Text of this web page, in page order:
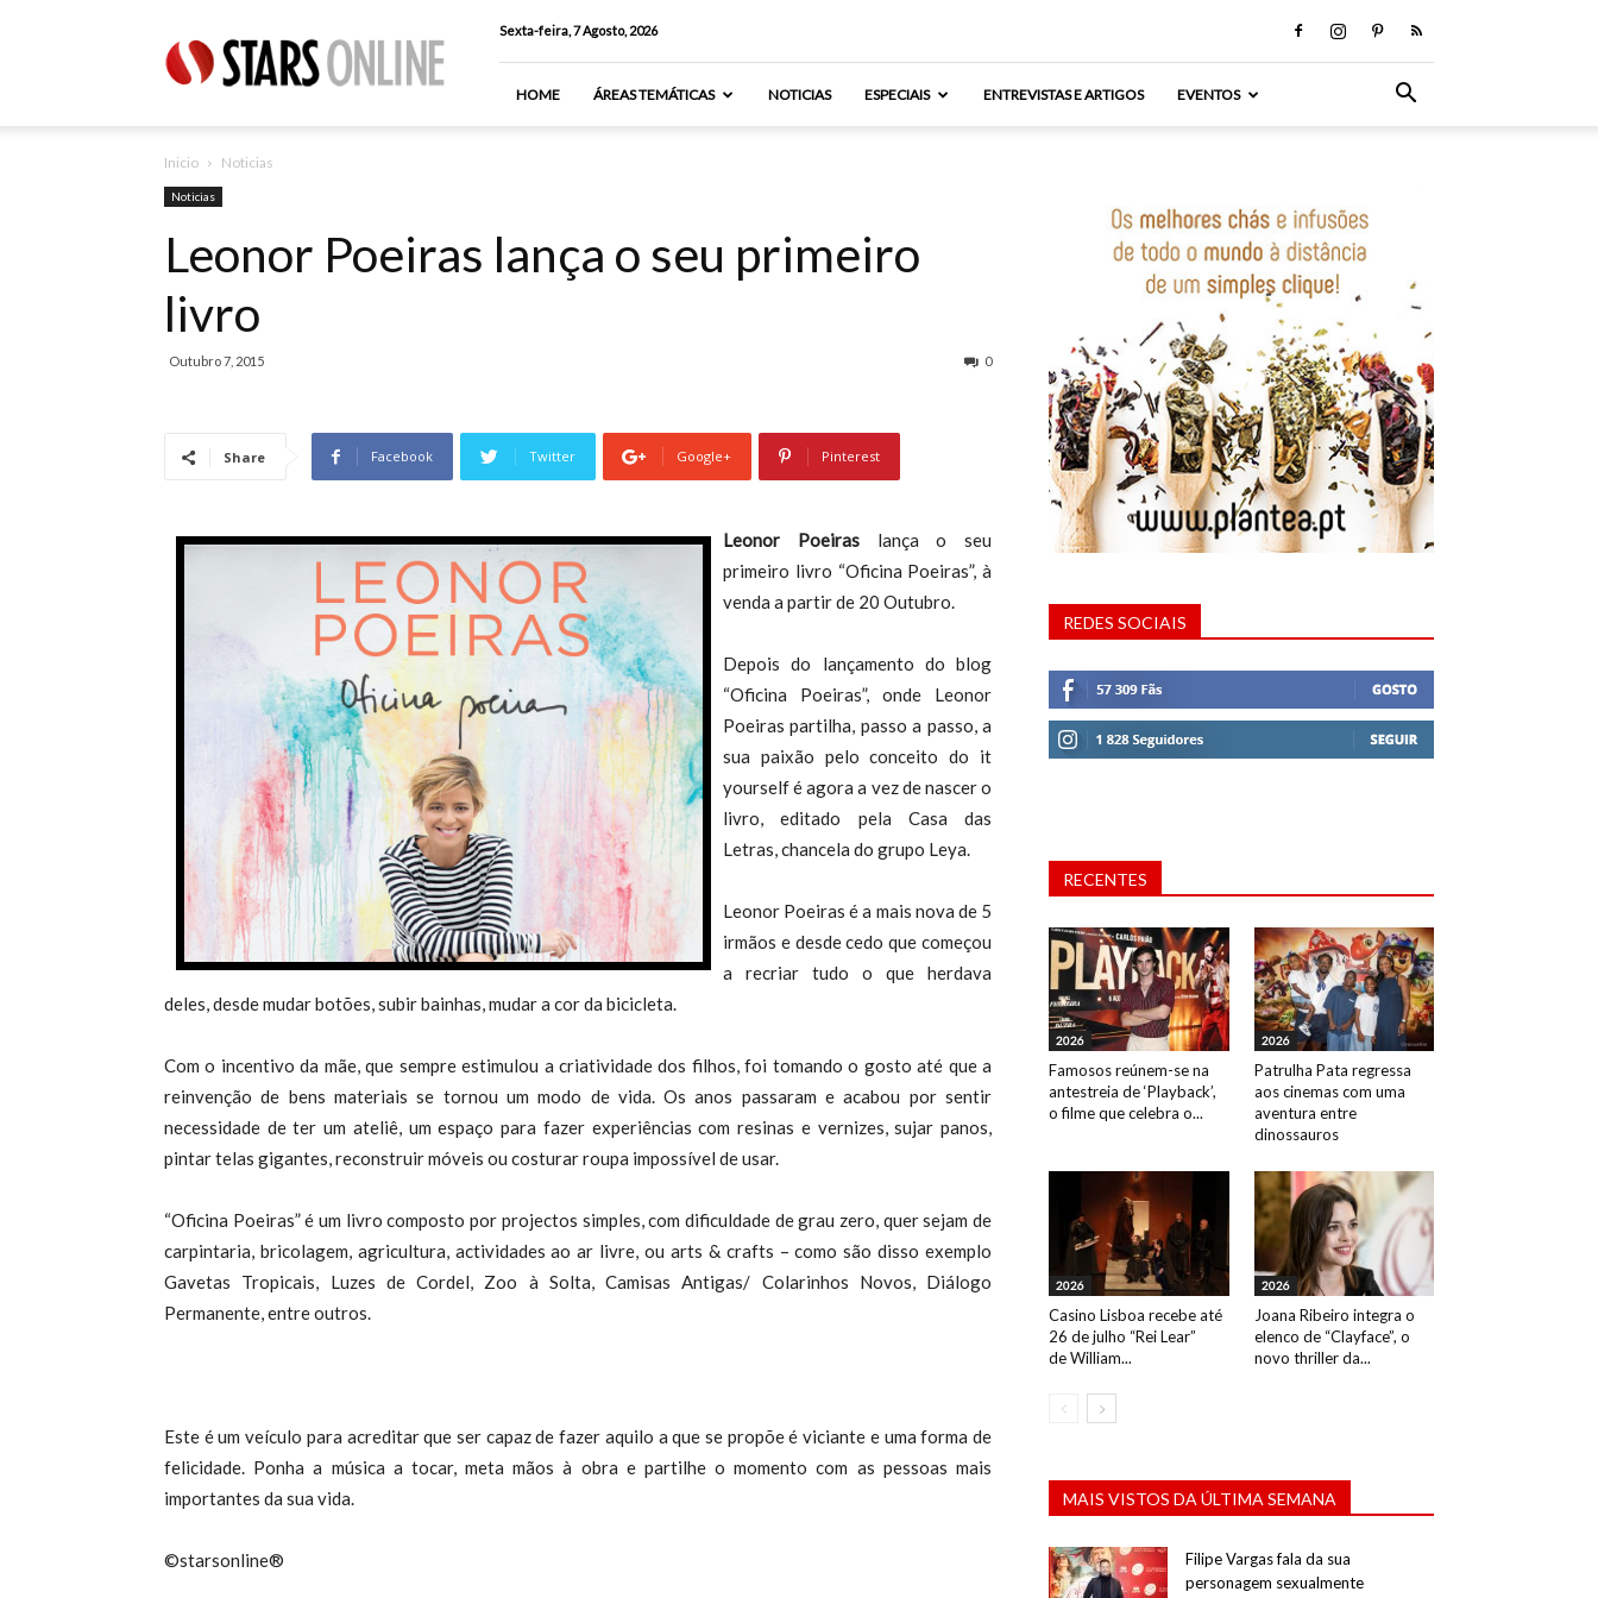
Online
Sexta-feira, 7 Agosto, 2026
HOME ÁREAS TEMÁTICAS NOTICIAS ESPECIAIS ENTREVISTAS E ARTIGOS EVENTOS
Inicio Noticias
Noticias
Leonor Poeiras lança o seu primeiro
livro
Outubro 7, 2015 0
Share Facebook Twitter Google+ Pinterest
Leonor Poeiras lança o seu
primeiro livro “Oficina Poeiras”, à
venda a partir de 20 Outubro.
Depois do lançamento do blog
“Oficina Poeiras”, onde Leonor
Poeiras partilha, passo a passo, a
sua paixão pelo conceito do it
yourself é agora a vez de nascer o
livro, editado pela Casa das
Letras, chancela do grupo Leya.
Leonor Poeiras é a mais nova de 5
irmãos e desde cedo que começou
a recriar tudo o que herdava
deles, desde mudar botões, subir bainhas, mudar a cor da bicicleta.
Com o incentivo da mãe, que sempre estimulou a criatividade dos filhos, foi tomando o gosto até que a
reinvenção de bens materiais se tornou um modo de vida. Os anos passaram e acabou por sentir
necessidade de ter um ateliê, um espaço para fazer experiências com resinas e vernizes, sujar panos,
pintar telas gigantes, reconstruir móveis ou costurar roupa impossível de usar.
“Oficina Poeiras” é um livro composto por projectos simples, com dificuldade de grau zero, quer sejam de
carpintaria, bricolagem, agricultura, actividades ao ar livre, ou arts & crafts – como são disso exemplo
Gavetas Tropicais, Luzes de Cordel, Zoo à Solta, Camisas Antigas/ Colarinhos Novos, Diálogo
Permanente, entre outros.
Este é um veículo para acreditar que ser capaz de fazer aquilo a que se propõe é viciante e uma forma de
felicidade. Ponha a música a tocar, meta mãos à obra e partilhe o momento com as pessoas mais
importantes da sua vida.
©starsonline®
REDES SOCIAIS
RECENTES
2026
Famosos reúnem-se na
antestreia de ‘Playback’,
o filme que celebra o...
2026
Patrulha Pata regressa
aos cinemas com uma
aventura entre
dinossauros
2026
Casino Lisboa recebe até
26 de julho “Rei Lear”
de William...
2026
Joana Ribeiro integra o
elenco de “Clayface”, o
novo thriller da...
MAIS VISTOS DA ÚLTIMA SEMANA
Filipe Vargas fala da sua
personagem sexualmente